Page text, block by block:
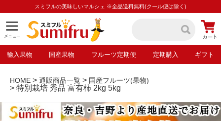
スミフルの美味しいマルシェ ※全品送料無料(クール便は除く)
輸入果物 国産果物 フルーツ定期便 定期購入 ギフト
HOME 通販商品一覧 国産フルーツ(果物)
特別栽培 秀品 富有柿 2kg 5kg